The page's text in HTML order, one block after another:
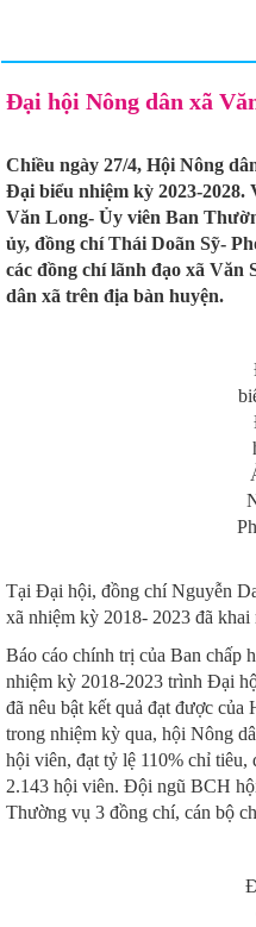
Đại hội Nông dân xã
Chiều ngày 27/4, Hội Nông
Đại biểu nhiệm kỳ 2023-
Văn Long- Ủy viên Ban
ủy, đồng chí Thái Doãn Sỹ-
các đồng chí lãnh đạo xã Văn
dân xã trên địa bàn huyện.
Tại Đại hội, đồng chí Nguyễn
xã nhiệm kỳ 2018- 2023 đã
Báo cáo chính trị của Ban chấp
nhiệm kỳ 2018-2023 trình Đại
đã nêu bật kết quả đạt được
trong nhiệm kỳ qua, hội Nông
hội viên, đạt tỷ lệ 110% chỉ tiêu,
2.143 hội viên. Đội ngũ BCH
Thường vụ 3 đồng chí, cán bộ